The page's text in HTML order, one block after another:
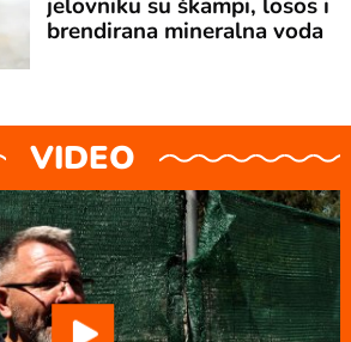
brendirana mineralna voda
VIDEO